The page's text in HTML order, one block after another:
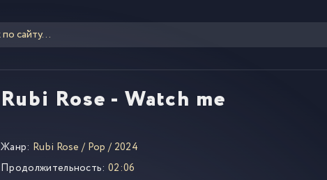
Rubi Rose - Watch me
Жанр: Rubi Rose / Pop / 2024
Продолжительность: 02:06